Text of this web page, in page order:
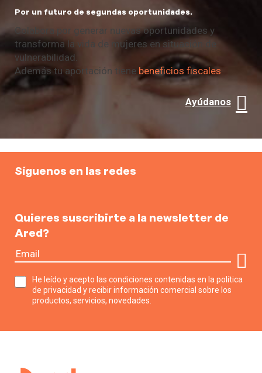
Por un futuro de segundas oportunidades.
Colabora por generar nuevas oportunidades y
transforma la vida de mujeres en situación de
vulnerabilidad.
Además tu aportación tiene beneficios fiscales
Ayúdanos
Síguenos en las redes
Quieres suscribirte a la newsletter de
Ared?
He leído y acepto las condiciones contenidas en la política
de privacidad y recibir información comercial sobre los
productos, servicios, novedades.